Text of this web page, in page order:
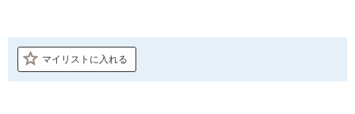
マイリストに入れる